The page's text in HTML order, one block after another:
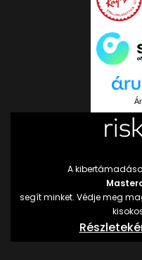
A
segít minket. Védje meg